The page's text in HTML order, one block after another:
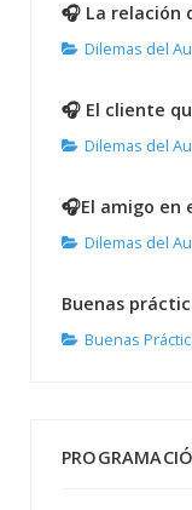
🎧 La relación
Dilemas del
🎧 El cliente
Dilemas del
🎧El amigo en
Dilemas del
Buenas
Buenas